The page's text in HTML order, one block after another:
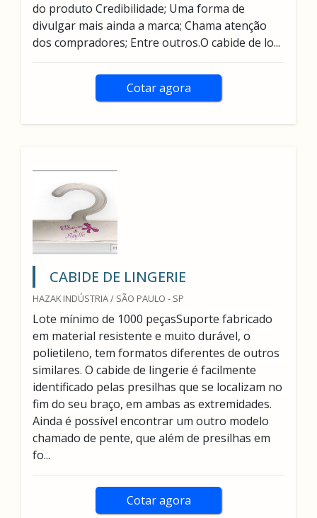
do produto Credibilidade; Uma forma de
divulgar mais ainda a marca; Chama atenção
dos compradores; Entre outros.O cabide de lo...
Cotar agora
CABIDE DE LINGERIE
HAZAK INDÚSTRIA / SÃO PAULO - SP
Lote mínimo de 1000 peçasSuporte fabricado
em material resistente e muito durável, o
polietileno, tem formatos diferentes de outros
similares. O cabide de lingerie é facilmente
identificado pelas presilhas que se localizam no
fim do seu braço, em ambas as extremidades.
Ainda é possível encontrar um outro modelo
chamado de pente, que além de presilhas em
fo...
Cotar agora